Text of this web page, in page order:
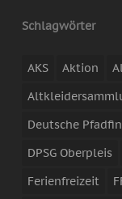
Schlagwörter
AKS Aktion
Deutsche
DPSG Oberpleis
Ferienfreizeit